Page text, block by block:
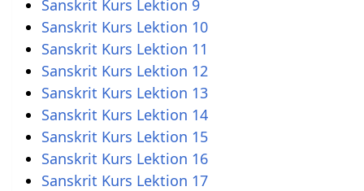
Sanskrit Kurs Lektion 9
Sanskrit Kurs Lektion 10
Sanskrit Kurs Lektion 11
Sanskrit Kurs Lektion 12
Sanskrit Kurs Lektion 13
Sanskrit Kurs Lektion 14
Sanskrit Kurs Lektion 15
Sanskrit Kurs Lektion 16
Sanskrit Kurs Lektion 17